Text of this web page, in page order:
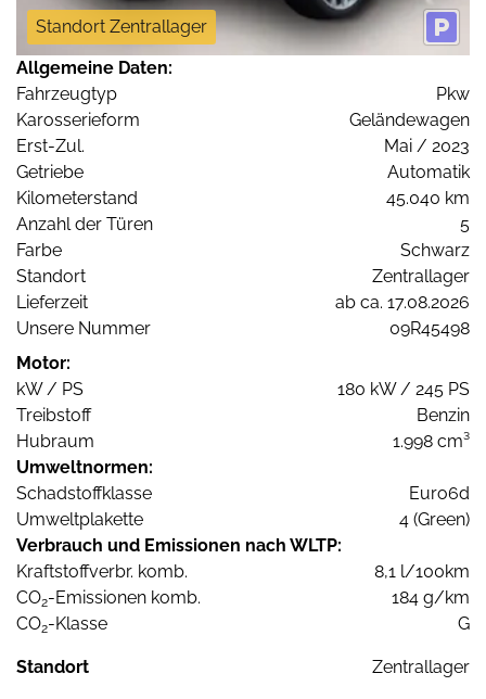
Standort Zentrallager
Allgemeine Daten:
Fahrzeugtyp
Pkw
Karosserieform
Geländewagen
Erst-Zul.
Mai / 2023
Getriebe
Automatik
Kilometerstand
45.040 km
Anzahl der Türen
5
Farbe
Schwarz
Standort
Zentrallager
Lieferzeit
ab ca. 17.08.2026
Unsere Nummer
09R45498
Motor:
kW / PS
180 kW / 245 PS
Treibstoff
Benzin
Hubraum
1.998 cm³
Umweltnormen:
Schadstoffklasse
Euro6d
Umweltplakette
4 (Green)
Verbrauch und Emissionen nach WLTP:
Kraftstoffverbr. komb.
8,1 l/100km
CO2-Emissionen komb.
184 g/km
CO2-Klasse G
Standort Zentrallager